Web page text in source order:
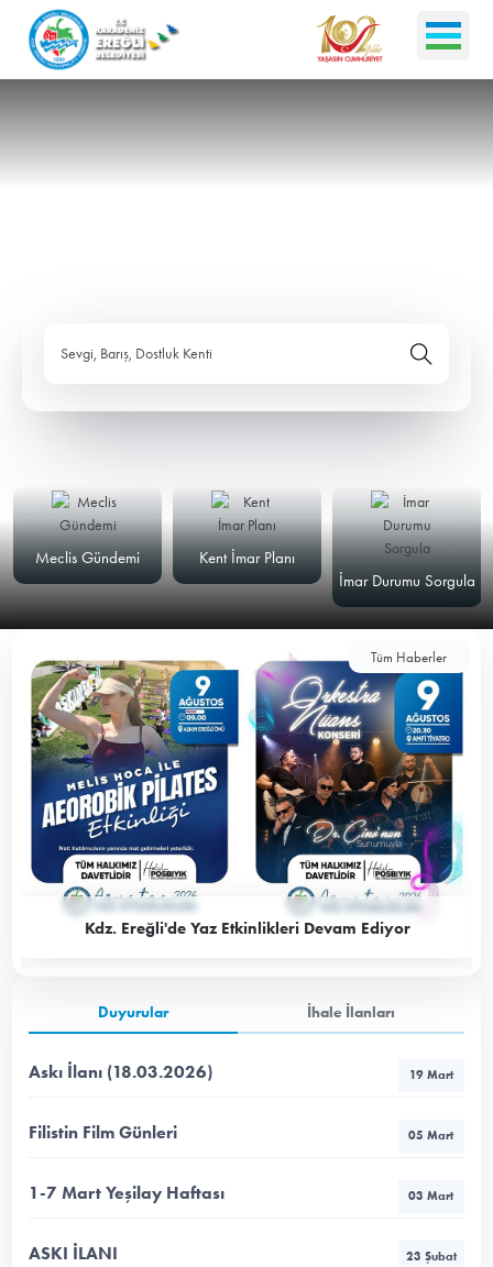
Sevgi, Barış, Dostluk Kenti
Meclis Gündemi
Kent İmar Planı
İmar Durumu Sorgula
Tüm Haberler
Kdz. Ereğli'de Yaz Etkinlikleri Devam Ediyor
Duyurular İhale İlanları
Askı İlanı (18.03.2026) 19 Mart
Filistin Film Günleri 05 Mart
1-7 Mart Yeşilay Haftası 03 Mart
ASKI İLANI 23 Şubat